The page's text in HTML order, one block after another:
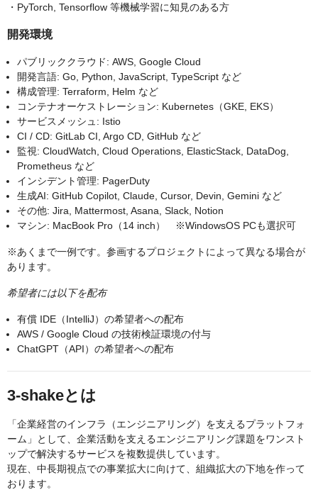
・PyTorch, Tensorflow 等機械学習に知見のある方
開発環境
パブリッククラウド: AWS, Google Cloud
開発言語: Go, Python, JavaScript, TypeScript など
構成管理: Terraform, Helm など
コンテナオーケストレーション: Kubernetes（GKE, EKS）
サービスメッシュ: Istio
CI / CD: GitLab CI, Argo CD, GitHub など
監視: CloudWatch, Cloud Operations, ElasticStack, DataDog,
Prometheus など
インシデント管理: PagerDuty
生成AI: GitHub Copilot, Claude, Cursor, Devin, Gemini など
その他: Jira, Mattermost, Asana, Slack, Notion
マシン: MacBook Pro（14 inch） ※WindowsOS PCも選択可
※あくまで一例です。参画するプロジェクトによって異なる場合が
あります。
希望者には以下を配布
有償 IDE（IntelliJ）の希望者への配布
AWS / Google Cloud の技術検証環境の付与
ChatGPT（API）の希望者への配布
3-shakeとは
「企業経営のインフラ（エンジニアリング）を支えるプラットフォ
ーム」として、企業活動を支えるエンジニアリング課題をワンスト
ップで解決するサービスを複数提供しています。
現在、中長期視点での事業拡大に向けて、組織拡大の下地を作って
おります。